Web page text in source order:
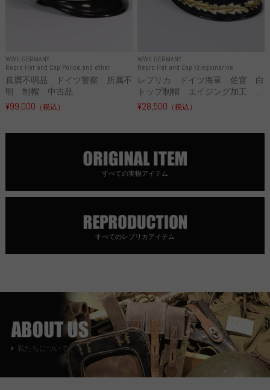
WWII GERMANY
Repro Hat and Cap Police and other
真贋不明品 ドイツ警察 所属不
明 制帽 中古品
¥99,000 （税込）
WWII GERMANY
Repro Hat and Cap Kriegsmarine
レプリカ ドイツ海軍 佐官 白
トップ制帽 エイジング加工 ...
¥28,500 （税込）
すべての実物アイテム
すべてのレプリカアイテム
私たちについて